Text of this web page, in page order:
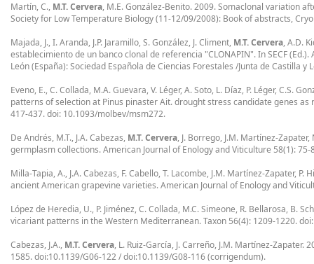
Martín, C., M.T. Cervera, M.E. González-Benito. 2009. Somaclonal variation
Society for Low Temperature Biology (11-12/09/2008): Book of abstracts,
Majada, J., I. Aranda, J.P. Jaramillo, S. González, J. Climent, M.T. Cervera, A.D.
establecimiento de un banco clonal de referencia "CLONAPIN". In SECF
León (España): Sociedad Española de Ciencias Forestales /Junta de Castilla y
Eveno, E., C. Collada, M.A. Guevara, V. Léger, A. Soto, L. Díaz, P. Léger, C.S.
patterns of selection at Pinus pinaster Ait. drought stress candidate genes
417-437. doi: 10.1093/molbev/msm272.
De Andrés, M.T., J.A. Cabezas, M.T. Cervera, J. Borrego, J.M. Martínez-
germplasm collections. American Journal of Enology and Viticulture 58(1): 75-
Milla-Tapia, A., J.A. Cabezas, F. Cabello, T. Lacombe, J.M. Martínez-Zapater, P.
ancient American grapevine varieties. American Journal of Enology and
López de Heredia, U., P. Jiménez, C. Collada, M.C. Simeone, R. Bellarosa, B.
vicariant patterns in the Western Mediterranean. Taxon 56(4): 1209-1220.
Cabezas, J.A., M.T. Cervera, L. Ruiz-García, J. Carreño, J.M. Martínez-
1585. doi:10.1139/G06-122 / doi:10.1139/G08-116 (corrigendum).